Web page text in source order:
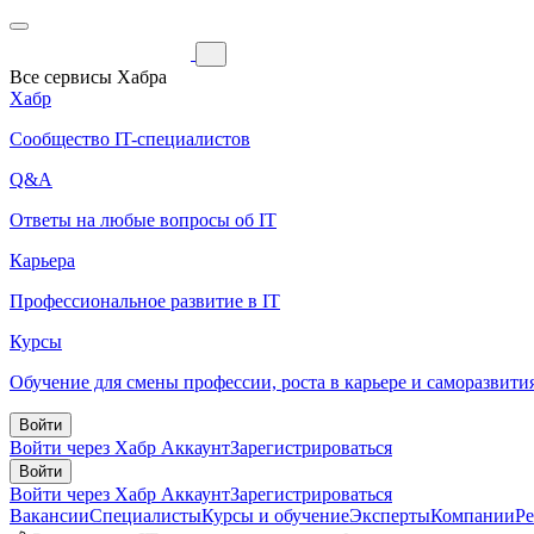
Все сервисы Хабра
Хабр
Сообщество IT-специалистов
Q&A
Ответы на любые вопросы об IT
Карьера
Профессиональное развитие в IT
Курсы
Обучение для смены профессии, роста в карьере и
Войти
Войти через Хабр АккаунтЗарегистрироваться
Войти
Войти через Хабр АккаунтЗарегистрироваться
ВакансииСпециалистыКурсы и обучениеЭкспертыКомпании